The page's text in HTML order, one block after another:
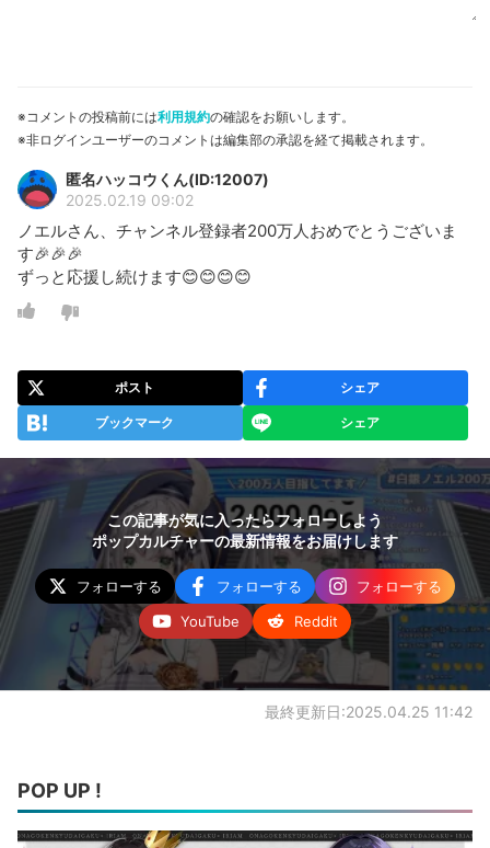
※コメントの投稿前には利用規約の確認をお願いします。
※非ログインユーザーのコメントは編集部の承認を経て掲載されます。
匿名ハッコウくん(ID:12007)
2025.02.19 09:02
ノエルさん、チャンネル登録者200万人おめでとうございま
す🎉🎉🎉
ずっと応援し続けます😊😊😊😊
ポスト シェア
ブックマーク シェア
この記事が気に入ったらフォローしよう
ポップカルチャーの最新情報をお届けします
フォローする フォローする
フォローする
YouTube
Reddit
最終更新日:2025.04.25 11:42
POP UP !